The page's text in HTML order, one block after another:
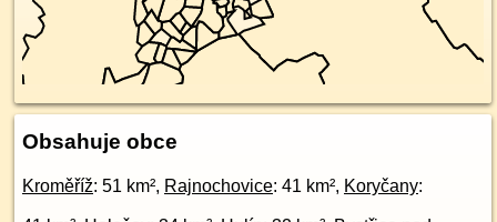
Obsahuje obce
Kroměříž: 51 km², Rajnochovice: 41 km², Koryčany: